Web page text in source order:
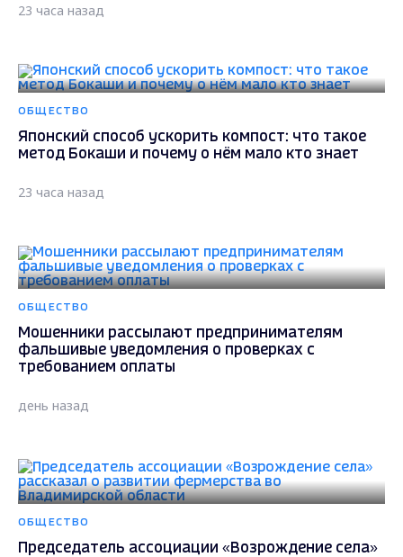
23 часа назад
ОБЩЕСТВО
Японский способ ускорить компост: что такое
метод Бокаши и почему о нём мало кто знает
23 часа назад
ОБЩЕСТВО
Мошенники рассылают предпринимателям
фальшивые уведомления о проверках с
требованием оплаты
день назад
ОБЩЕСТВО
Председатель ассоциации «Возрождение села»